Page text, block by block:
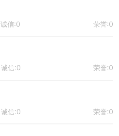
诚信:0 荣誉:0
诚信:0 荣誉:0
诚信:0 荣誉:0